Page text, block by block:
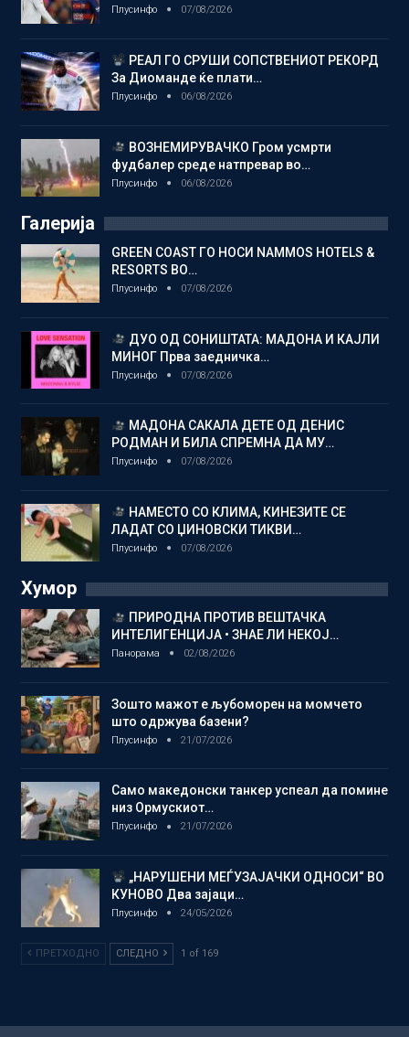
Плусинфо 07/08/2026
РЕАЛ ГО СРУШИ СОПСТВЕНИОТ РЕКОРД
За Диоманде ќе плати…
Плусинфо 06/08/2026
ВОЗНЕМИРУВАЧКО Гром усмрти
фудбалер среде натпревар во…
Плусинфо 06/08/2026
Галерија
GREEN COAST ГО НОСИ NAMMOS HOTELS &
RESORTS ВО…
Плусинфо 07/08/2026
ДУО ОД СОНИШТАТА: МАДОНА И КАЈЛИ
МИНОГ Прва заедничка…
Плусинфо 07/08/2026
МАДОНА САКАЛА ДЕТЕ ОД ДЕНИС
РОДМАН И БИЛА СПРЕМНА ДА МУ…
Плусинфо 07/08/2026
НАМЕСТО СО КЛИМА, КИНЕЗИТЕ СЕ
ЛАДАТ СО ЏИНОВСКИ ТИКВИ…
Плусинфо 07/08/2026
Хумор
ПРИРОДНА ПРОТИВ ВЕШТАЧКА
ИНТЕЛИГЕНЦИЈА • ЗНАЕ ЛИ НЕКОЈ…
Панорама 02/08/2026
Зошто мажот е љубоморен на момчето
што одржува базени?
Плусинфо 21/07/2026
Само македонски танкер успеал да помине
низ Ормускиот…
Плусинфо 21/07/2026
„НАРУШЕНИ МЕЃУЗАЈАЧКИ ОДНОСИ“ ВО
КУНОВО Два зајаци…
Плусинфо 24/05/2026
ПРЕТХОДНО СЛЕДНО 1 of 169